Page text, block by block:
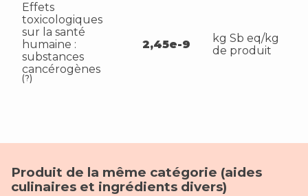
Effets
toxicologiques
sur la santé
humaine :
substances
cancérogènes
(?)
2,45e-9
kg Sb eq/kg
de produit
Produit de la même catégorie (aides
culinaires et ingrédients divers)